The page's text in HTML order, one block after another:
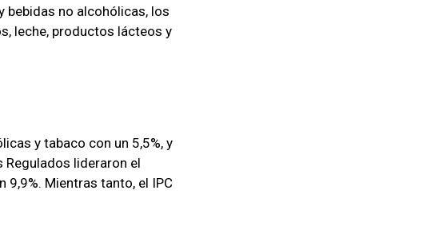
bebidas no alcohólicas, los
leche, productos lácteos y
y tabaco con un 5,5%, y
Regulados lideraron el
9,9%. Mientras tanto, el IPC